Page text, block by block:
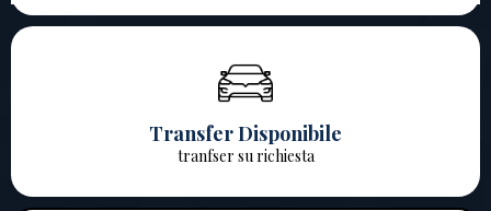
Transfer Disponibile
tranfser su richiesta